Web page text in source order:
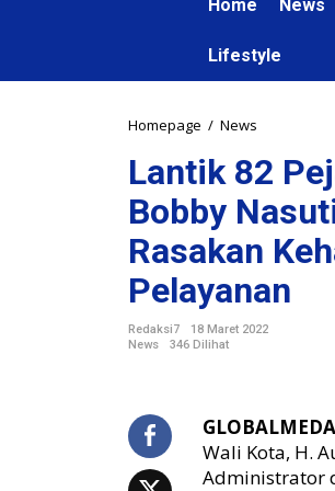
Home News
Lifestyle
Homepage / News
n
t
8
P
e
t
A
d
Lantik 82
Bobby
Rasakan
Pelayanan
Redaksi7
18 Maret 2022
News
346 Dilihat
Wali Kota, H.
Administrator